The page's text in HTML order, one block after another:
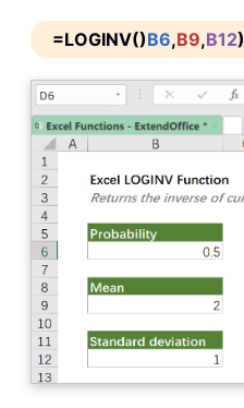
=LOGINV()B6,B9,B12)